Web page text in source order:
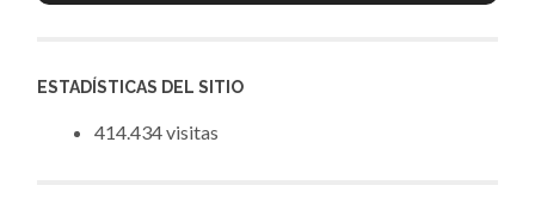
ESTADÍSTICAS DEL SITIO
414.434 visitas